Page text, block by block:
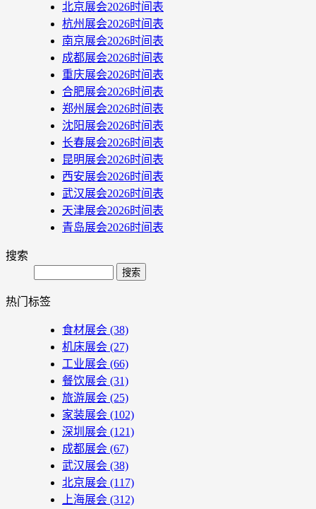
北京展会2026时间表
杭州展会2026时间表
南京展会2026时间表
成都展会2026时间表
重庆展会2026时间表
合肥展会2026时间表
郑州展会2026时间表
沈阳展会2026时间表
长春展会2026时间表
昆明展会2026时间表
西安展会2026时间表
武汉展会2026时间表
天津展会2026时间表
青岛展会2026时间表
搜索
Search
热门标签
食材展会 (38)
机床展会 (27)
工业展会 (66)
餐饮展会 (31)
旅游展会 (25)
家装展会 (102)
深圳展会 (121)
成都展会 (67)
武汉展会 (38)
北京展会 (117)
上海展会 (312)